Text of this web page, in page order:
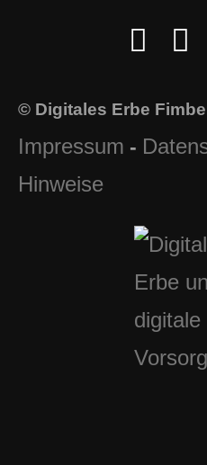
© Digitales Erbe
Impressum -
Hinweise